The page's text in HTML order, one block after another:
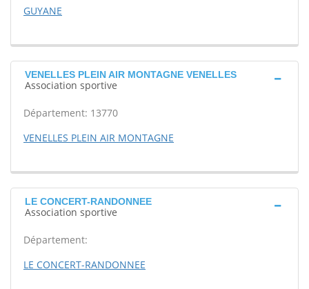
GUYANE
VENELLES PLEIN AIR MONTAGNE VENELLES
Association sportive
Département: 13770
VENELLES PLEIN AIR MONTAGNE
LE CONCERT-RANDONNEE
Association sportive
Département:
LE CONCERT-RANDONNEE